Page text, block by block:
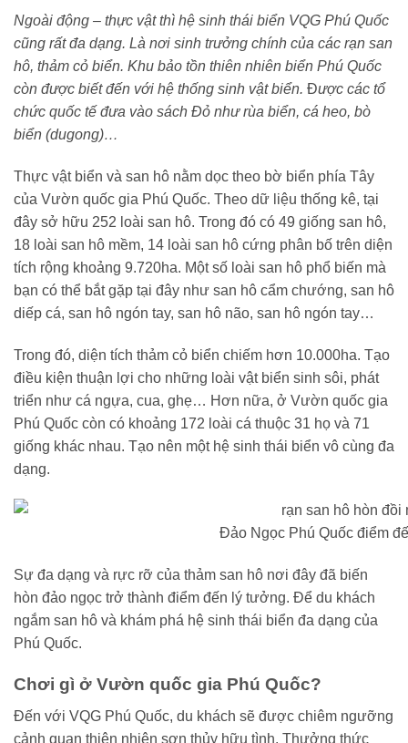
Ngoài động – thực vật thì hệ sinh thái biển VQG Phú Quốc
cũng rất đa dạng. Là nơi sinh trưởng chính của các rạn san
hô, thảm cỏ biển. Khu bảo tồn thiên nhiên biển Phú Quốc
còn được biết đến với hệ thống sinh vật biển. Được các tổ
chức quốc tế đưa vào sách Đỏ như rùa biển, cá heo, bò
biển (dugong)…
Thực vật biển và san hô nằm dọc theo bờ biển phía Tây
của Vườn quốc gia Phú Quốc. Theo dữ liệu thống kê, tại
đây sở hữu 252 loài san hô. Trong đó có 49 giống san hô,
18 loài san hô mềm, 14 loài san hô cứng phân bố trên diện
tích rộng khoảng 9.720ha. Một số loài san hô phổ biến mà
bạn có thể bắt gặp tại đây như san hô cẩm chướng, san hô
diếp cá, san hô ngón tay, san hô não, san hô ngón tay…
Trong đó, diện tích thảm cỏ biển chiếm hơn 10.000ha. Tạo
điều kiện thuận lợi cho những loài vật biển sinh sôi, phát
triển như cá ngựa, cua, ghẹ… Hơn nữa, ở Vườn quốc gia
Phú Quốc còn có khoảng 172 loài cá thuộc 31 họ và 71
giống khác nhau. Tạo nên một hệ sinh thái biển vô cùng đa
dạng.
Đảo Ngọc Phú Quốc điểm
Sự đa dạng và rực rỡ của thảm san hô nơi đây đã biến
hòn đảo ngọc trở thành điểm đến lý tưởng. Để du khách
ngắm san hô và khám phá hệ sinh thái biển đa dạng của
Phú Quốc.
Chơi gì ở Vườn quốc gia Phú Quốc?
Đến với VQG Phú Quốc, du khách sẽ được chiêm ngưỡng
cảnh quan thiên nhiên sơn thủy hữu tình. Thưởng thức